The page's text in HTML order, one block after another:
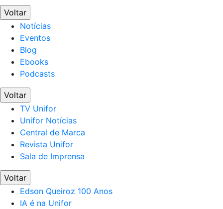
Voltar
Notícias
Eventos
Blog
Ebooks
Podcasts
Voltar
TV Unifor
Unifor Notícias
Central de Marca
Revista Unifor
Sala de Imprensa
Voltar
Edson Queiroz 100 Anos
IA é na Unifor